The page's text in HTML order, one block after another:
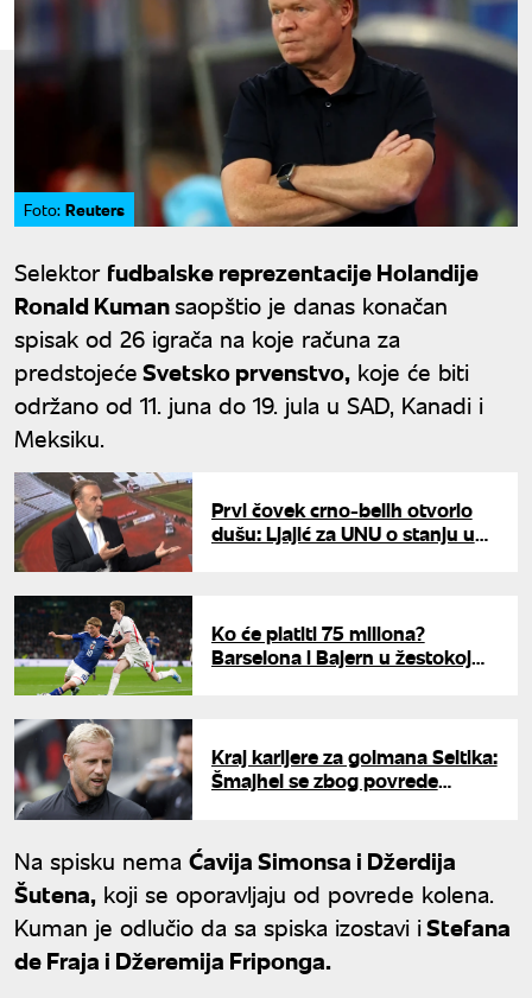
Foto: Reuters
Selektor fudbalske reprezentacije Holandije
Ronald Kumansaopštio je danas konačan
spisak od 26 igrača na koje računa za
predstojećeSvetsko prvenstvo, koje će biti
održano od 11. juna do 19. jula u SAD, Kanadi i
Meksiku.
Prvi čovek crno-belih otvorio
dušu: Ljajić za UNU o stanju u
Ko će platiti 75 miliona?
Barselona i Bajern u žestokoj
Kraj karijere za golmana Seltika:
Šmajhel se zbog povrede
Na spisku nema Ćavija Simonsa i Džerdija
Šutena, koji se oporavljaju od povrede kolena.
Kuman je odlučio da sa spiska izostavi iStefana
de Fraja i Džeremija Friponga.